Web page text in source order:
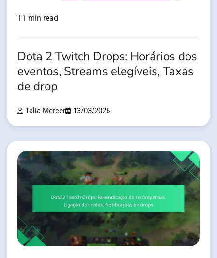
11 min read
Dota 2 Twitch Drops: Horários dos
eventos, Streams elegíveis, Taxas
de drop
Talia Mercer 13/03/2026